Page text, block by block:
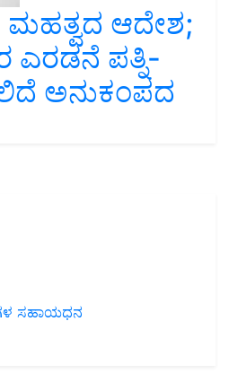
ಮಹತ್ವದ ಆದೇಶ;
ಎರಡನೆ ಪತ್ನಿ-
ಅನುಕಂಪದ
ಸಹಾಯಧನ